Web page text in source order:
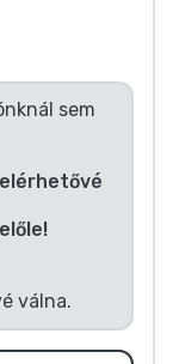
sem
válna.